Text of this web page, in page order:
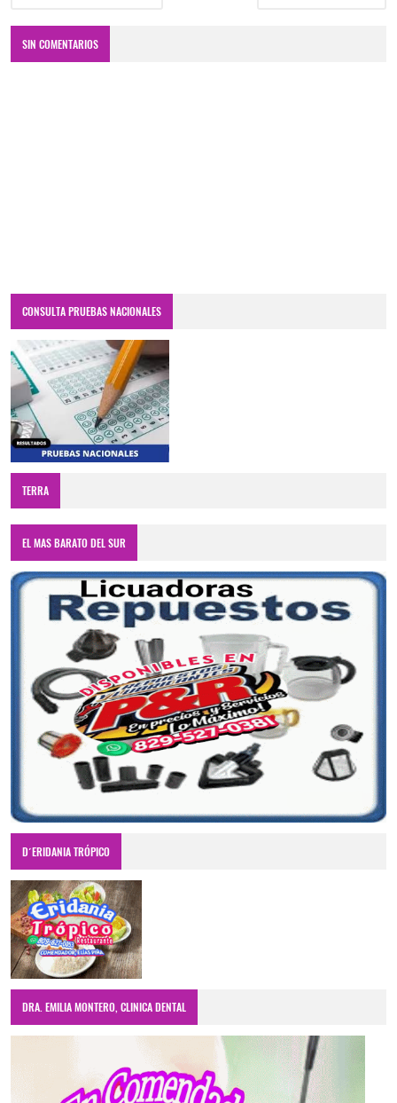
SIN COMENTARIOS
CONSULTA PRUEBAS NACIONALES
TERRA
EL MAS BARATO DEL SUR
D´ERIDANIA TRÓPICO
DRA. EMILIA MONTERO, CLINICA DENTAL